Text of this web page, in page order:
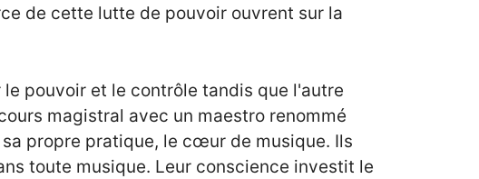
de cette lutte de pouvoir ouvrent sur la
pouvoir et le contrôle tandis que l'autre
magistral avec un maestro renommé
propre pratique, le cœur de musique. Ils
toute musique. Leur conscience investit le